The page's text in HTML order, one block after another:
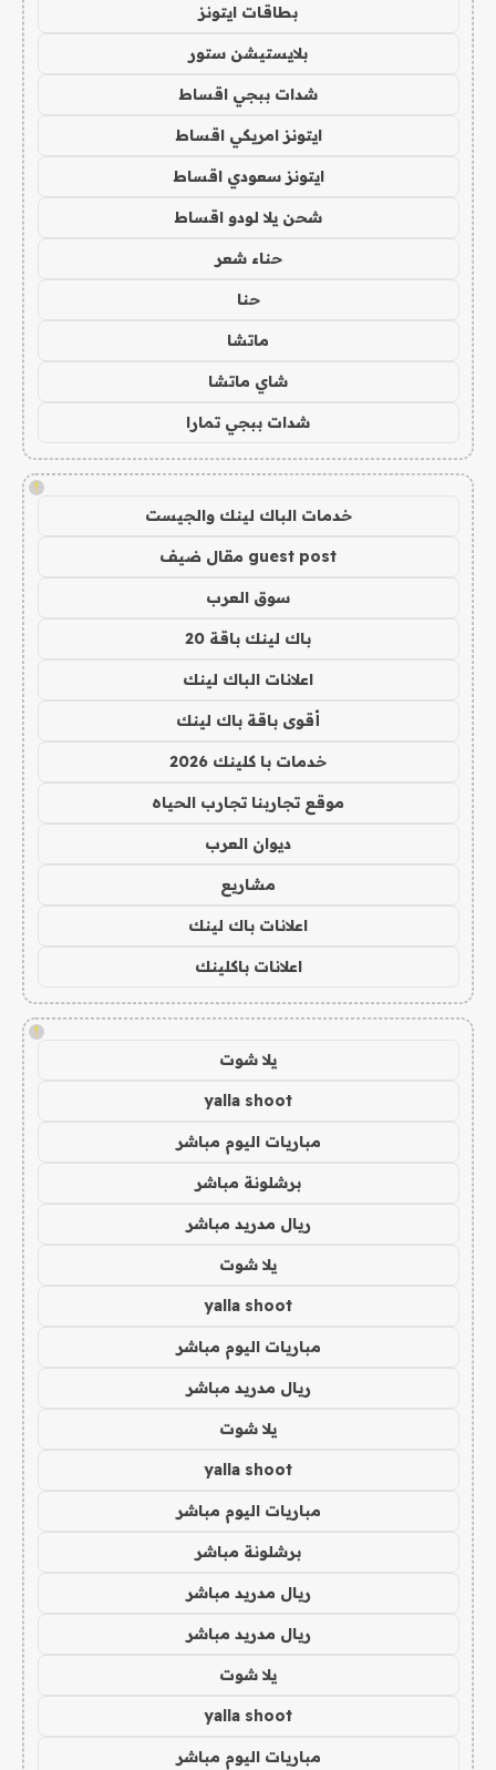
بطاقات ايتونز
بلايستيشن ستور
شدات ببجي اقساط
ايتونز امريكي اقساط
ايتونز سعودي اقساط
شحن يلا لودو اقساط
حناء شعر
حنا
ماتشا
شاي ماتشا
شدات ببجي تمارا
!
خدمات الباك لينك والجيست
guest post مقال ضيف
سوق العرب
باك لينك باقة 20
اعلانات الباك لينك
أقوى باقة باك لينك
خدمات با كلينك 2026
موقع تجاربنا تجارب الحياه
ديوان العرب
مشاريع
اعلانات باك لينك
اعلانات باكلينك
!
يلا شوت
yalla shoot
مباريات اليوم مباشر
برشلونة مباشر
ريال مدريد مباشر
يلا شوت
yalla shoot
مباريات اليوم مباشر
ريال مدريد مباشر
يلا شوت
yalla shoot
مباريات اليوم مباشر
برشلونة مباشر
ريال مدريد مباشر
ريال مدريد مباشر
يلا شوت
yalla shoot
مباريات اليوم مباشر